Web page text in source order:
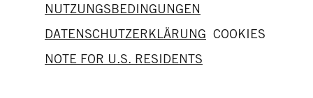
NUTZUNGSBEDINGUNGEN
DATENSCHUTZERKLÄRUNG COOKIES
NOTE FOR U.S. RESIDENTS